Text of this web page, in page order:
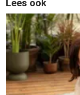
Lees ook